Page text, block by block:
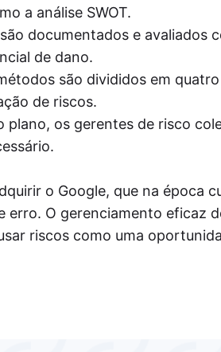
a análise SWOT.
documentados e avaliados
de dano.
são divididos em
de riscos.
plano, os gerentes de risco
o Google, que na época
erro. O gerenciamento eficaz
riscos como uma